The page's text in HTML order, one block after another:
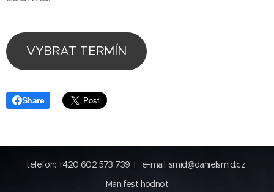
VYBRAT TERMÍN
Share
telefon: +420 602 573 739 I e-mail: smid@danielsmid.cz
Manifest hodnot